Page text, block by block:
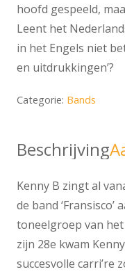
hoofd gespeeld,
Leent het
in het Engels niet
en uitdrukkingen’?
Categorie: Bands
Beschrijving
Kenny B zingt al
de band
toneelgroep van het
zijn 28e kwam
succesvolle carri’re